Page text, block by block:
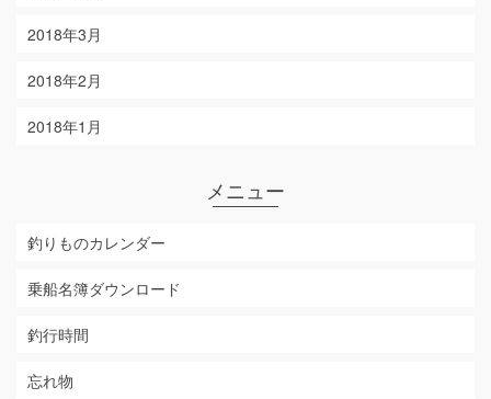
2018年3月
2018年2月
2018年1月
メニュー
釣りものカレンダー
乗船名簿ダウンロード
釣行時間
忘れ物